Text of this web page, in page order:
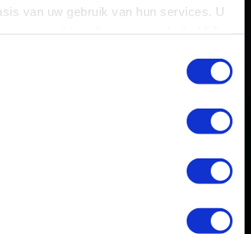
van uw gebruik van hun services. U
REPAIRS
such as repairs to technical systems
mechanical and structural) are carried